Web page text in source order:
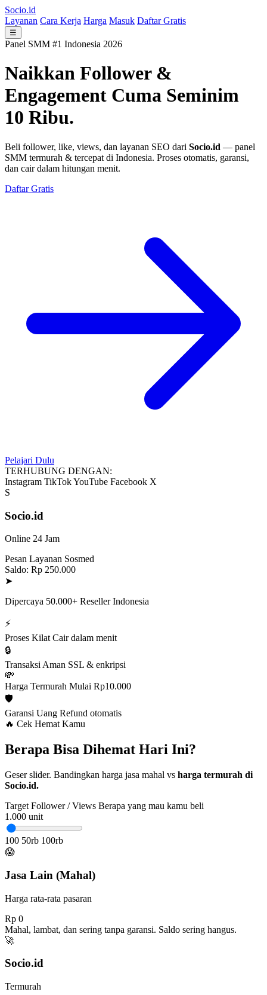
Socio.id
Layanan Cara Kerja Harga Masuk Daftar Gratis
☰
Panel SMM #1 Indonesia 2026
Naikkan Follower &
Engagement Cuma Seminim
10 Ribu.
Beli follower, like, views, dan layanan SEO dari Socio.id — panel
SMM termurah & tercepat di Indonesia. Proses otomatis, garansi,
dan cair dalam hitungan menit.
Daftar Gratis
Pelajari Dulu
TERHUBUNG DENGAN:
Instagram TikTokYouTube Facebook X
S
Socio.id
Online 24 Jam
Pesan Layanan Sosmed
Saldo: Rp 250.000
➤
Dipercaya 50.000+ Reseller Indonesia
⚡
Proses Kilat Cair dalam menit
🔒
Transaksi Aman SSL & enkripsi
💸
Harga Termurah Mulai Rp10.000
🛡️
Garansi Uang Refund otomatis
🔥 Cek Hemat Kamu
Berapa Bisa Dihemat Hari Ini?
Geser slider. Bandingkan harga jasa mahal vs harga termurah di
Socio.id.
Target Follower / Views Berapa yang mau kamu beli
1.000 unit
100 50rb 100rb
😱
Jasa Lain (Mahal)
Harga rata-rata pasaran
Rp 0
Mahal, lambat, dan sering tanpa garansi. Saldo sering hangus.
🚀
Socio.id
Termurah